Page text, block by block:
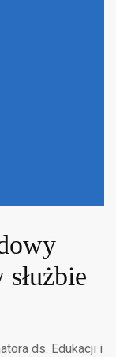
ds. Edukacji i